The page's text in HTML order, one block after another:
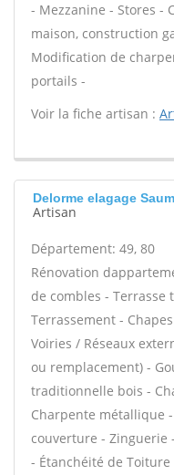
- Mezzanine - Stores -
maison, construction
Modification de
portails -
Voir la fiche artisan :
Delorme elagage
Artisan
Département: 49, 80
Rénovation
de combles - Terrasse
Terrassement -
Voiries / Réseaux
ou remplacement) -
traditionnelle bois -
Charpente métallique
couverture - Zinguerie
- Étanchéité de